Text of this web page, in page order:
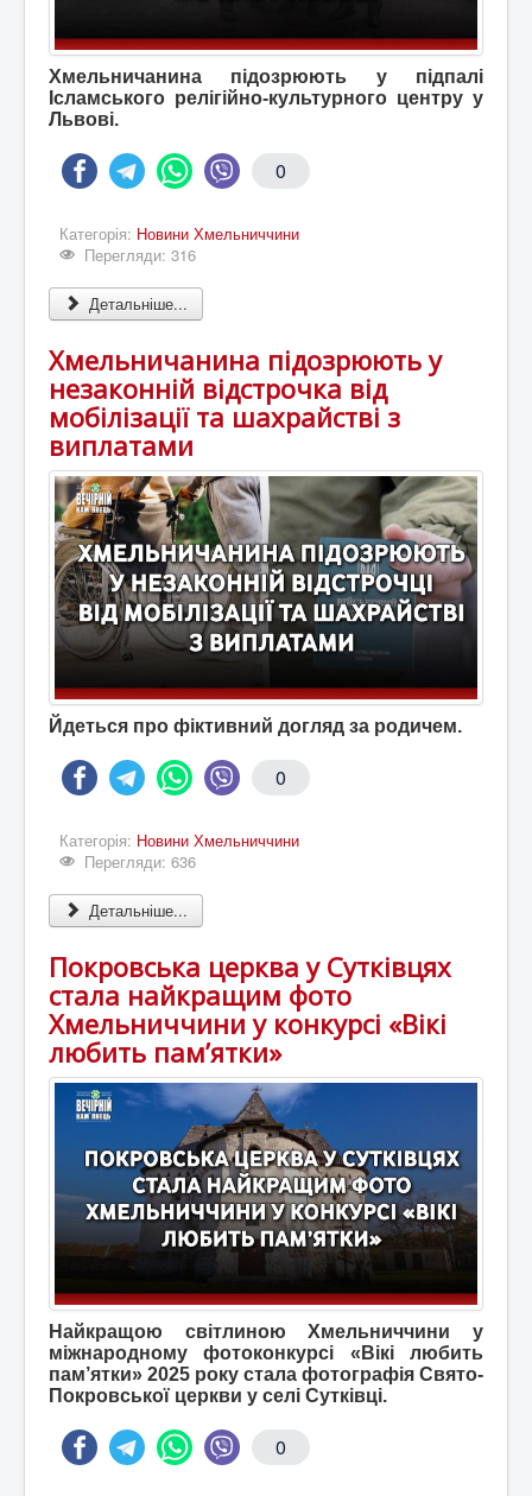
Хмельничанина підозрюють у підпалі
Ісламського релігійно-культурного центру у
Львові.
0
Категорія: Новини Хмельниччини
Перегляди: 316
Детальніше...
Хмельничанина підозрюють у
незаконній відстрочка від
мобілізації та шахрайстві з
виплатами
Йдеться про фіктивний догляд за родичем.
0
Категорія: Новини Хмельниччини
Перегляди: 636
Детальніше...
Покровська церква у Сутківцях
стала найкращим фото
Хмельниччини у конкурсі «Вікі
любить пам’ятки»
Найкращою світлиною Хмельниччини у
міжнародному фотоконкурсі «Вікі любить
пам’ятки» 2025 року стала фотографія Свято-
Покровської церкви у селі Сутківці.
0